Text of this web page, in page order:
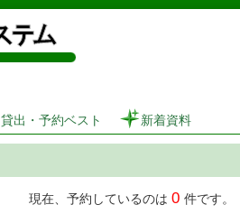
図書館 蔵書検索・予約シス
貸出・予約ベスト 新着資料
現在、予約しているのは 0 件です。